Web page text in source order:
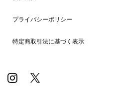
プライバシーポリシー
特定商取引法に基づく表示